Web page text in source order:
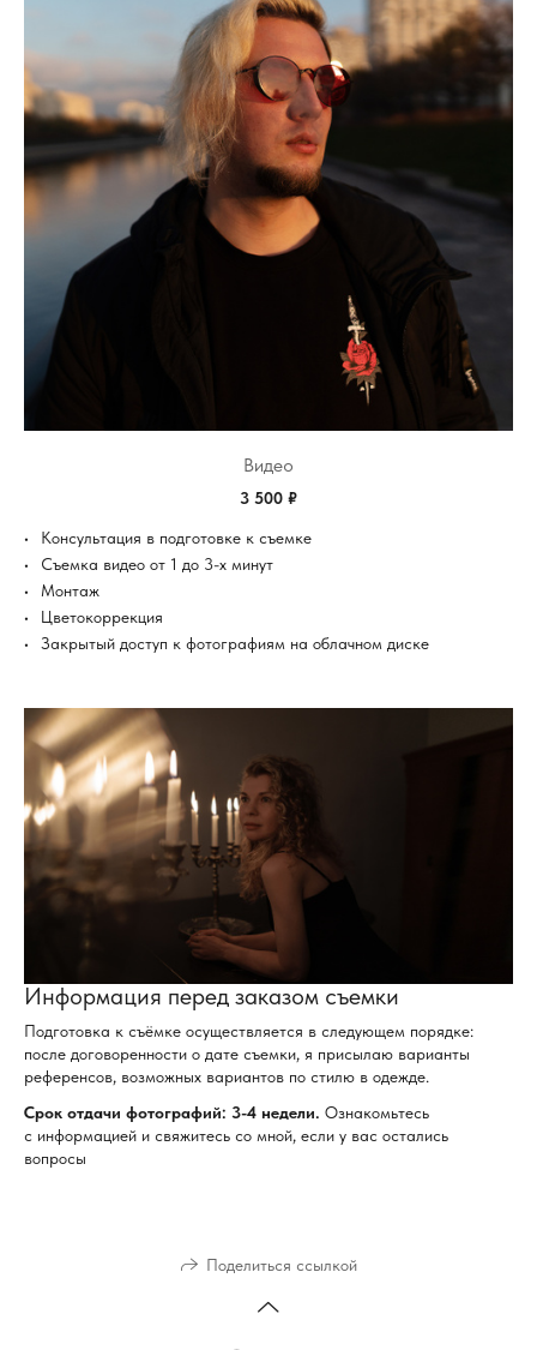
Видео
3 500 ₽
Консультация в подготовке к съемке
Съемка видео от 1 до 3-х минут
Монтаж
Цветокоррекция
Закрытый доступ к фотографиям на облачном диске
Информация перед заказом съемки
Подготовка к съёмке осуществляется в следующем порядке:
после договоренности о дате съемки, я присылаю варианты
референсов, возможных вариантов по стилю в одежде.
Срок отдачи фотографий: 3-4 недели. Ознакомьтесь
с информацией и свяжитесь со мной, если у вас остались
вопросы
Поделиться ссылкой